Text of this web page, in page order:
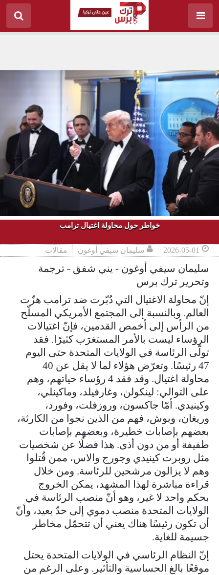
خواطر حول محاولة اغتيال ترامب
2026-05-01 سليمان سيفي أوغون مقالات
سليمان سيفي أوغون - يني شفق - ترجمة
وتحرير ترك برس
إنّ محاولة الاغتيال التي دُبّرت ضد ترامب هزّت
العالم. وبالنسبة إلى المجتمع الأمريكي المسلّح
من الرأس إلى أخمص القدمين، فإنّ اغتيالات
الرؤساء ليست بالأمر المستغرَب كثيرًا. فقد
تولّى الرئاسة في الولايات المتحدة حتى اليوم
47 رئيسًا. وتعرّض هؤلاء لما لا يقل عن 40
محاولة اغتيال. وقد فقد 4 رؤساء حياتهم، وهم
على التوالي: لينكولن، وغارفيلد، وماكينلي،
وكينيدي. أمّا جاكسون، وروزفلت، وفورد،
وريغان، وبوش، فهم من الذين نجوا من الكارثة،
بعضهم بإصابات خطيرة، وبعضهم بإصابات
طفيفة أو من دون أذى. هذا فضلًا عن شخصيات
مثل روبرت كينيدي وجورج والاس، ممن قُتلوا
وهم لا يزالون مرشحين للرئاسة. ومن خلال
قراءة مباشرة لهذا المشهد، يمكن الخروج
بحكم واحد لا غير، وهو أنّ منصب الرئاسة في
الولايات المتحدة منصب دموي إلى حدّ بعيد، وأنّ
أن تكون رئيسًا هناك يعني أن تتحمّل مخاطر
جسيمة للغاية.
إنّ النظام الرئاسي في الولايات المتحدة يحتل
موقعًا بالغ الحساسية والتأثير. وعلى الرغم من